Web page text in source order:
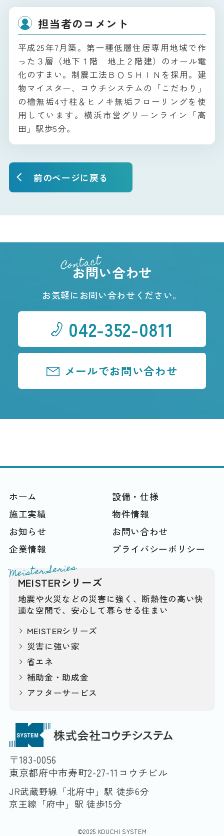
担当者のコメント
平成25年7月築。第一種低層住居専用地域で作
った３層（地下１階 地上２階建）のオール電
化のすまい。制震工法ＢＯＳＨＩＮを採用。建
物マイスター、コウチシステムの「こだわり」
の檜無垢4寸柱＆ヒノキ無垢フローリングを使
用しています。横浜市営グリーンライン「高
田」駅歩5分。
前のページに戻る
Contact
お問い合わせ
お気軽にお問い合わせください。
042-352-0811
メールでお問い合わせ
ホーム
設備・仕様
施工実績
物件情報
お知らせ
お問い合わせ
企業情報
プライバシーポリシー
Meister Series
MEISTERシリーズ
地震や火災などの災害に強く、断熱性の高い快
適な空間で、安心して暮らせる住まい
MEISTERシリーズ
災害に強い家
省エネ
補助金・助成金
アフターサービス
〒183-0056
東京都府中市寿町2-27-11コウチビル
JR武蔵野線「北府中」駅 徒歩6分
京王線「府中」駅 徒歩15分
©2025 KOUCHI SYSTEM